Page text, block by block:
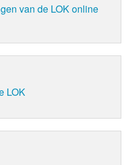
van de LOK online
LOK